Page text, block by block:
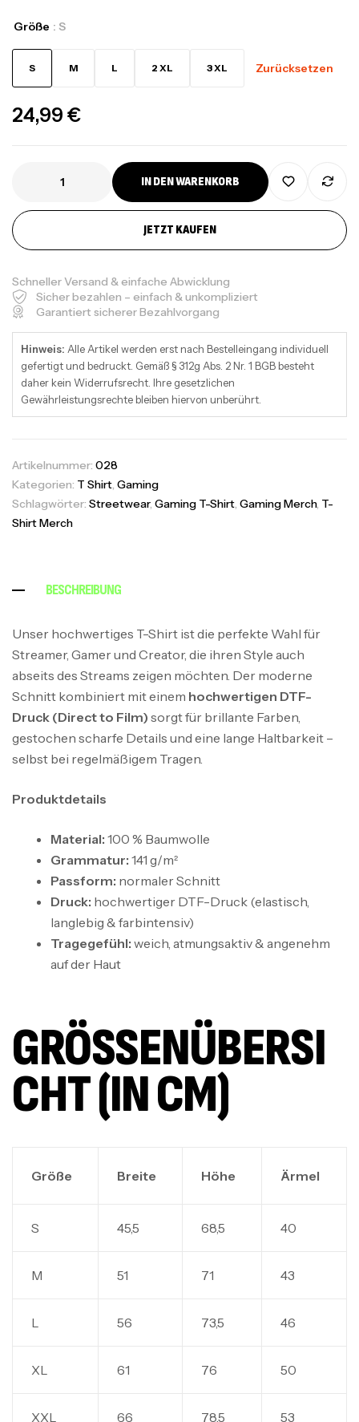
Größe : S
S M L 2 XL 3 XL Zurücksetzen
24,99 €
IN DEN WARENKORB
JETZT KAUFEN
Schneller Versand & einfache Abwicklung
Sicher bezahlen – einfach & unkompliziert
Garantiert sicherer Bezahlvorgang
Hinweis: Alle Artikel werden erst nach Bestelleingang individuell
gefertigt und bedruckt. Gemäß § 312g Abs. 2 Nr. 1 BGB besteht
daher kein Widerrufsrecht. Ihre gesetzlichen
Gewährleistungsrechte bleiben hiervon unberührt.
Artikelnummer: 028
Kategorien: T Shirt, Gaming
Schlagwörter: Streetwear, Gaming T-Shirt, Gaming Merch, T-
Shirt Merch
BESCHREIBUNG
Unser hochwertiges T-Shirt ist die perfekte Wahl für
Streamer, Gamer und Creator, die ihren Style auch
abseits des Streams zeigen möchten. Der moderne
Schnitt kombiniert mit einem hochwertigen DTF-
Druck (Direct to Film) sorgt für brillante Farben,
gestochen scharfe Details und eine lange Haltbarkeit –
selbst bei regelmäßigem Tragen.
Produktdetails
Material: 100 % Baumwolle
Grammatur: 141 g/m²
Passform: normaler Schnitt
Druck: hochwertiger DTF-Druck (elastisch,
langlebig & farbintensiv)
Tragegefühl: weich, atmungsaktiv & angenehm
auf der Haut
GRÖSSENÜBERSIC
HT (IN CM)
Größe Breite Höhe Ärmel
S 45,5 68,5 40
M 51 71 43
L 56 73,5 46
XL 61 76 50
XXL 66 78,5 53